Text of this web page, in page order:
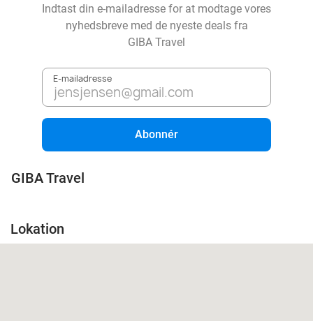
Indtast din e-mailadresse for at modtage vores
nyhedsbreve med de nyeste deals fra
GIBA Travel
E-mailadresse
Abonnér
GIBA Travel
Lokation